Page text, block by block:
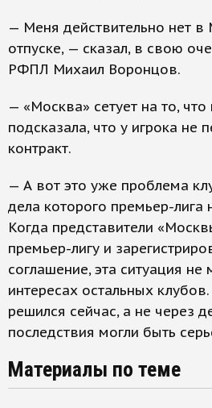
— Меня действительно нет в
отпуске, — сказал, в свою
РФПЛ Михаил Воронцов.
— «Москва» сетует на то,
подсказала, что у игрока не
контракт.
— А вот это уже проблема
дела которого премьер-лига
Когда представители
премьер-лигу и
соглашение, эта ситуация не
интересах остальных
решился сейчас, а не через
последствия могли быть
Материалы по теме